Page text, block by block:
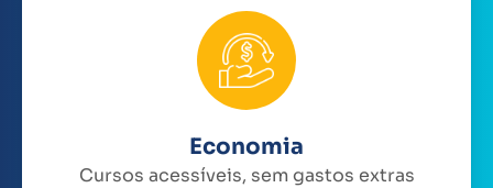
Economia
Cursos acessíveis, sem gastos extras